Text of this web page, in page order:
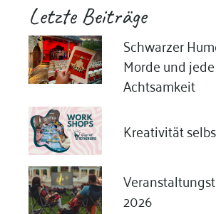
Letzte Beiträge
Schwarzer
Morde und
Achtsamkeit
Kreativität
2026